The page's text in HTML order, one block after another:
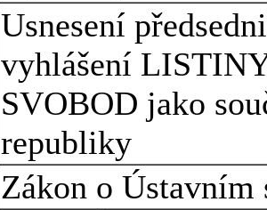
Usnesení
vyhlášení
SVOBOD jako
republiky
Zákon o Ústavním